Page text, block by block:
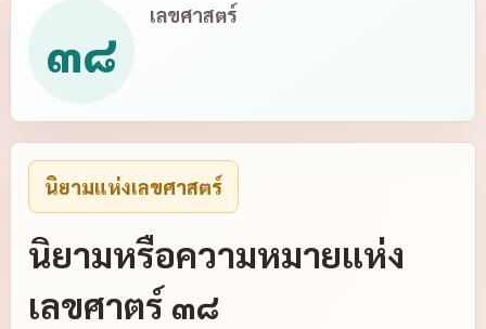
๓๘
เลขศาสตร์
นิยามแห่งเลขศาสตร์
นิยามหรือความหมายแห่ง
เลขศาตร์ ๓๘